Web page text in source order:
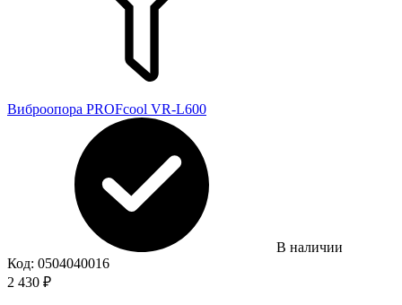
Виброопора PROFcool VR-L600
В наличии
Код: 0504040016
2 430 ₽